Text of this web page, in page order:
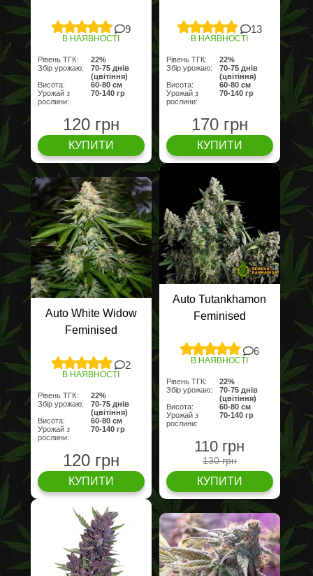
9
В НАЯВНОСТІ
Рівень ТГК:
22%
Збір урожаю:
70-75 днів
(цвітіння)
Висота:
60-80 cм
Урожай з
рослини:
70-140 гр
120 грн
КУПИТИ
13
В НАЯВНОСТІ
Рівень ТГК:
22%
Збір урожаю:
70-75 днів
(цвітіння)
Висота:
60-80 cм
Урожай з
рослини:
70-140 гр
170 грн
КУПИТИ
Auto White Widow
Feminised
2
В НАЯВНОСТІ
Рівень ТГК:
22%
Збір урожаю:
70-75 днів
(цвітіння)
Висота:
60-80 cм
Урожай з
рослини:
70-140 гр
120 грн
КУПИТИ
Auto Tutankhamon
Feminised
6
В НАЯВНОСТІ
Рівень ТГК:
22%
Збір урожаю:
70-75 днів
(цвітіння)
Висота:
60-80 cм
Урожай з
рослини:
70-140 гр
110 грн
130 грн
КУПИТИ